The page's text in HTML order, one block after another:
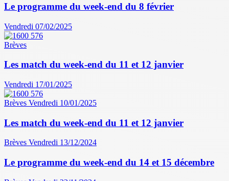
Le programme du week-end du 8 février
Vendredi 07/02/2025
Brèves
Les match du week-end du 11 et 12 janvier
Vendredi 17/01/2025
Brèves Vendredi 10/01/2025
Les match du week-end du 11 et 12 janvier
Brèves Vendredi 13/12/2024
Le programme du week-end du 14 et 15 décembre